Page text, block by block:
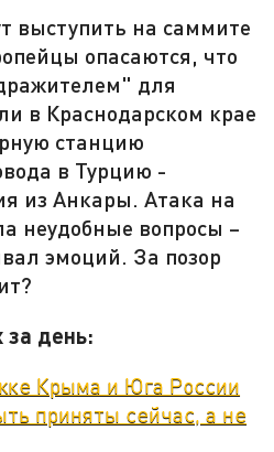
выступить на саммите
опасаются, что
для
в Краснодарском крае
станцию
в Турцию -
из Анкары. Атака на
неудобные вопросы –
эмоций. За позор
за день:
Крыма и Юга России
приняты сейчас, а не